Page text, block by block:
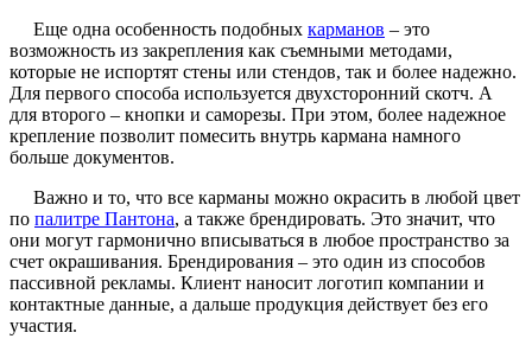
Еще одна особенность подобных карманов – это
возможность из закрепления как съемными методами,
которые не испортят стены или стендов, так и более надежно.
Для первого способа используется двухсторонний скотч. А
для второго – кнопки и саморезы. При этом, более надежное
крепление позволит помесить внутрь кармана намного
больше документов.
Важно и то, что все карманы можно окрасить в любой цвет
по палитре Пантона, а также брендировать. Это значит, что
они могут гармонично вписываться в любое пространство за
счет окрашивания. Брендирования – это один из способов
пассивной рекламы. Клиент наносит логотип компании и
контактные данные, а дальше продукция действует без его
участия.